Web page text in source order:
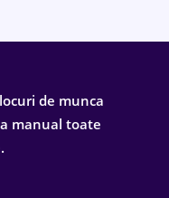
de munca
manual toate